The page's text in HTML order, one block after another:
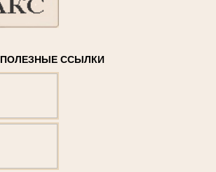
ПОЛЕЗНЫЕ ССЫЛКИ